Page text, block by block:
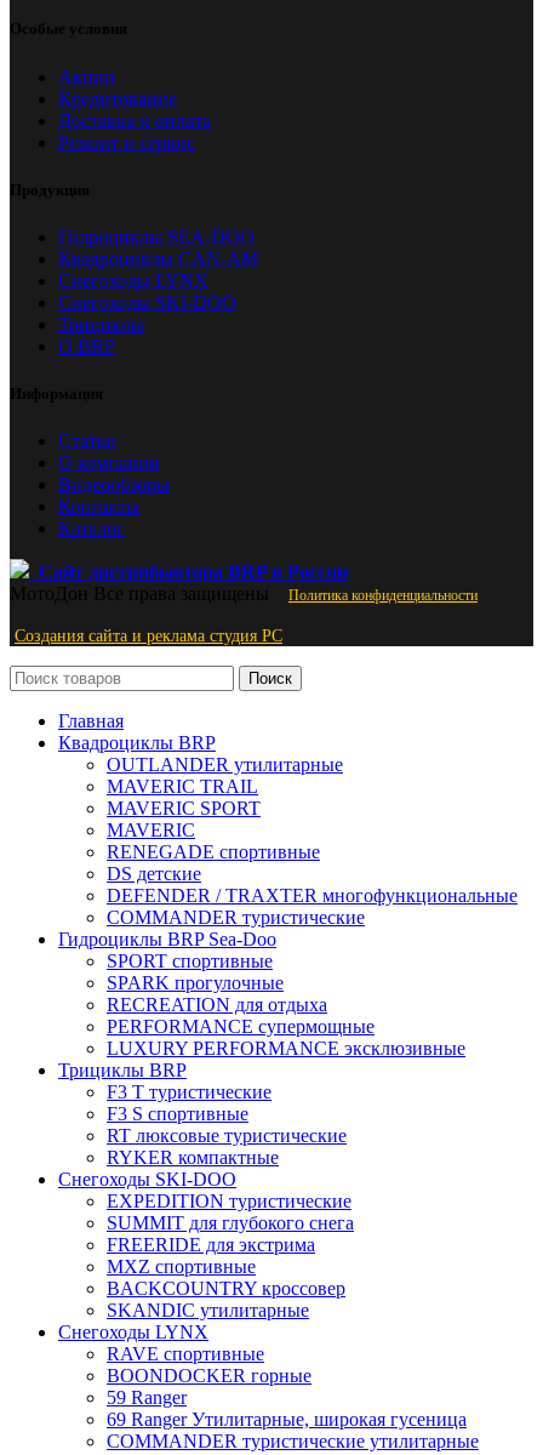
Особые условия
Акции
Кредитование
Доставка и оплата
Ремонт и сервис
Продукция
Гидроциклы SEA-DOO
Квадроциклы CAN-AM
Снегоходы LYNX
Снегоходы SKI-DOO
Трициклы
О BRP
Информация
Статьи
О компании
Видеообзоры
Контакты
Каталог
Сайт дистрибьютора BRP в России
МотоДон Все права защищены Политика конфиденциальности
Создания сайта и реклама студия PС
Поиск
Главная
Квадроциклы BRP
OUTLANDER утилитарные
MAVERIC TRAIL
MAVERIC SPORT
MAVERIC
RENEGADE спортивные
DS детские
DEFENDER / TRAXTER многофункциональные
COMMANDER туристические
Гидроциклы BRP Sea-Doo
SPORT спортивные
SPARK прогулочные
RECREATION для отдыха
PERFORMANCE супермощные
LUXURY PERFORMANCE эксклюзивные
Трициклы BRP
F3 T туристические
F3 S спортивные
RT люксовые туристические
RYKER компактные
Снегоходы SKI-DOO
EXPEDITION туристические
SUMMIT для глубокого снега
FREERIDE для экстрима
MXZ cпортивные
BACKCOUNTRY кроссовер
SKANDIC утилитарные
Снегоходы LYNX
RAVE спортивные
BOONDOCKER горные
59 Ranger
69 Ranger Утилитарные, широкая гусеница
COMMANDER туристические утилитарные